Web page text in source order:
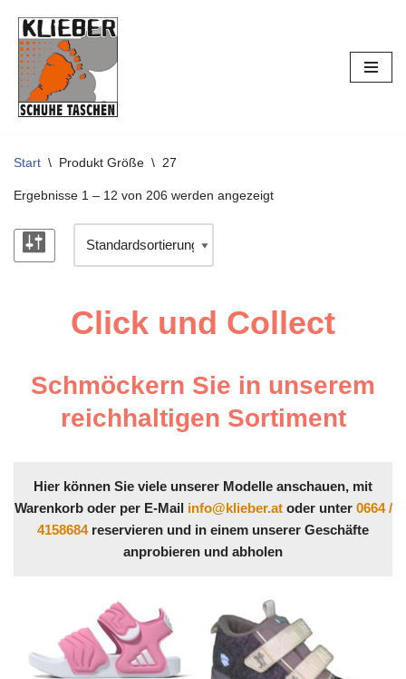
Zum
Inhalt
springen
Start \ Produkt Größe \ 27
Ergebnisse 1 – 12 von 206 werden angezeigt
Click und Collect
Schmöckern Sie in unserem
reichhaltigen Sortiment
Hier können Sie viele unserer Modelle anschauen, mit
Warenkorb oder per E-Mail info@klieber.atoder unter 0664 /
4158684reservieren und in einem unserer Geschäfte
anprobieren und abholen